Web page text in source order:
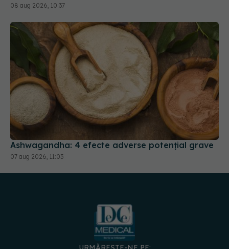
08 aug 2026, 10:37
Ashwagandha: 4 efecte adverse potențial grave
07 aug 2026, 11:03